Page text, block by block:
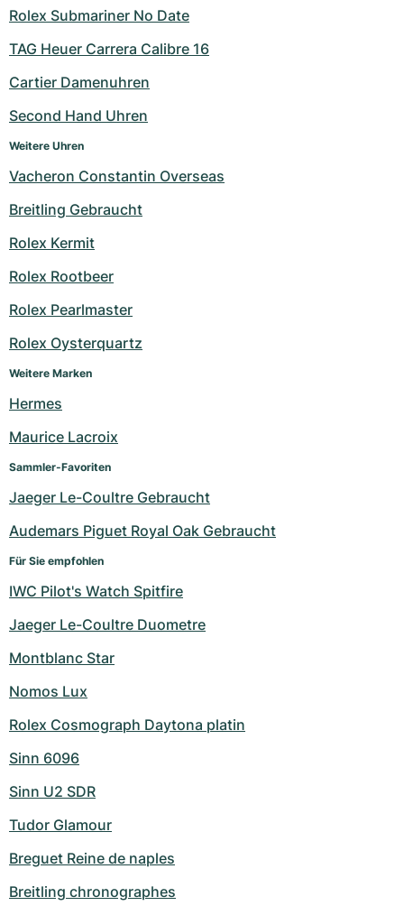
Rolex Submariner No Date
TAG Heuer Carrera Calibre 16
Cartier Damenuhren
Second Hand Uhren
Weitere Uhren
Vacheron Constantin Overseas
Breitling Gebraucht
Rolex Kermit
Rolex Rootbeer
Rolex Pearlmaster
Rolex Oysterquartz
Weitere Marken
Hermes
Maurice Lacroix
Sammler-Favoriten
Jaeger Le-Coultre Gebraucht
Audemars Piguet Royal Oak Gebraucht
Für Sie empfohlen
IWC Pilot's Watch Spitfire
Jaeger Le-Coultre Duometre
Montblanc Star
Nomos Lux
Rolex Cosmograph Daytona platin
Sinn 6096
Sinn U2 SDR
Tudor Glamour
Breguet Reine de naples
Breitling chronographes